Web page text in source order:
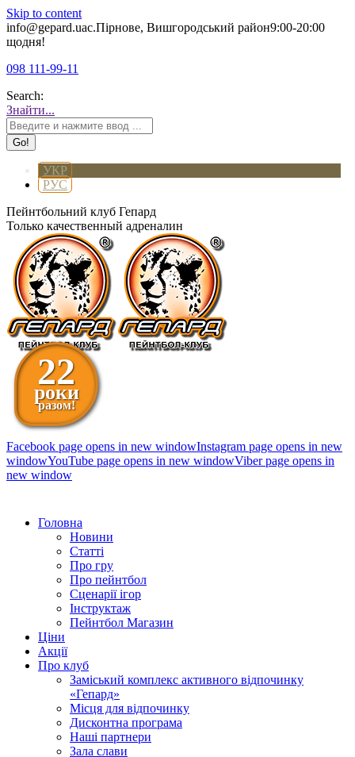
Skip to content
info@gepard.uaс.Пірнове, Вишгородський район9:00-20:00
щодня!
098 111-99-11
Search:
Знайти...
УКР
РУС
Пейнтбольний клуб Гепард
Только качественный адреналин
22
роки
разом!
Facebook page opens in new windowInstagram page opens in new
windowYouTube page opens in new windowViber page opens in
new window
Головна
Новини
Статті
Про гру
Про пейнтбол
Сценарії ігор
Інструктаж
Пейнтбол Магазин
Ціни
Акції
Про клуб
Заміський комплекс активного відпочинку
«Гепард»
Місця для відпочинку
Дисконтна програма
Наші партнери
Зала слави